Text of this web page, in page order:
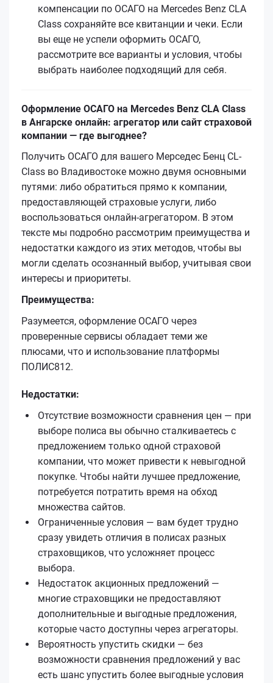
компенсации по ОСАГО на Mercedes Benz CLA
Class сохраняйте все квитанции и чеки. Если
вы еще не успели оформить ОСАГО,
рассмотрите все варианты и условия, чтобы
выбрать наиболее подходящий для себя.
Оформление ОСАГО на Mercedes Benz CLA Class
в Ангарске онлайн: агрегатор или сайт страховой
компании — где выгоднее?
Получить ОСАГО для вашего Мерседес Бенц CL-
Class во Владивостоке можно двумя основными
путями: либо обратиться прямо к компании,
предоставляющей страховые услуги, либо
воспользоваться онлайн-агрегатором. В этом
тексте мы подробно рассмотрим преимущества и
недостатки каждого из этих методов, чтобы вы
могли сделать осознанный выбор, учитывая свои
интересы и приоритеты.
Преимущества:
Разумеется, оформление ОСАГО через
проверенные сервисы обладает теми же
плюсами, что и использование платформы
ПОЛИС812.
Недостатки:
Отсутствие возможности сравнения цен — при
выборе полиса вы обычно сталкиваетесь с
предложением только одной страховой
компании, что может привести к невыгодной
покупке. Чтобы найти лучшее предложение,
потребуется потратить время на обход
множества сайтов.
Ограниченные условия — вам будет трудно
сразу увидеть отличия в полисах разных
страховщиков, что усложняет процесс
выбора.
Недостаток акционных предложений —
многие страховщики не предоставляют
дополнительные и выгодные предложения,
которые часто доступны через агрегаторы.
Вероятность упустить скидки — без
возможности сравнения предложений у вас
есть шанс упустить более выгодные условия